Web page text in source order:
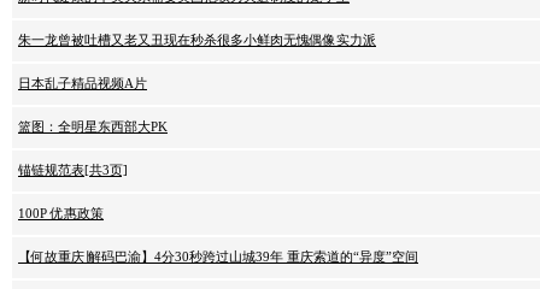
朱一龙曾被吐槽又老又丑现在秒杀很多小鲜肉无愧偶像实力派
日本乱子精品视频A片
篮图：全明星东西部大PK
锚链规范表[共3页]
100P 优惠政策
【何故重庆∣解码巴渝】4分30秒跨过山城39年 重庆索道的“异度”空间